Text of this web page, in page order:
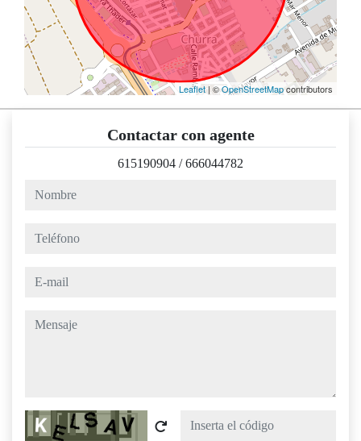
Leaflet | ©OpenStreetMapcontributors
Contactar con agente
615190904 /666044782
nombre
teléfono
e-mail
mensaje
Captcha